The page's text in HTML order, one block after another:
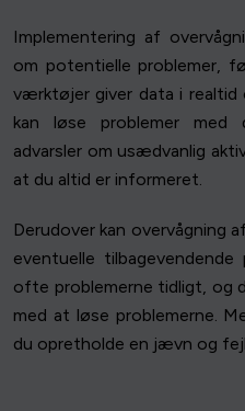
Implementering af
om potentielle problemer,
værktøjer giver data i realtid
kan løse problemer
advarsler om usædvanlig
at du altid er informeret.
Derudover kan overvågning
eventuelle tilbagevendende
ofte problemerne tidligt, og
med at løse problemerne.
du opretholde en jævn og